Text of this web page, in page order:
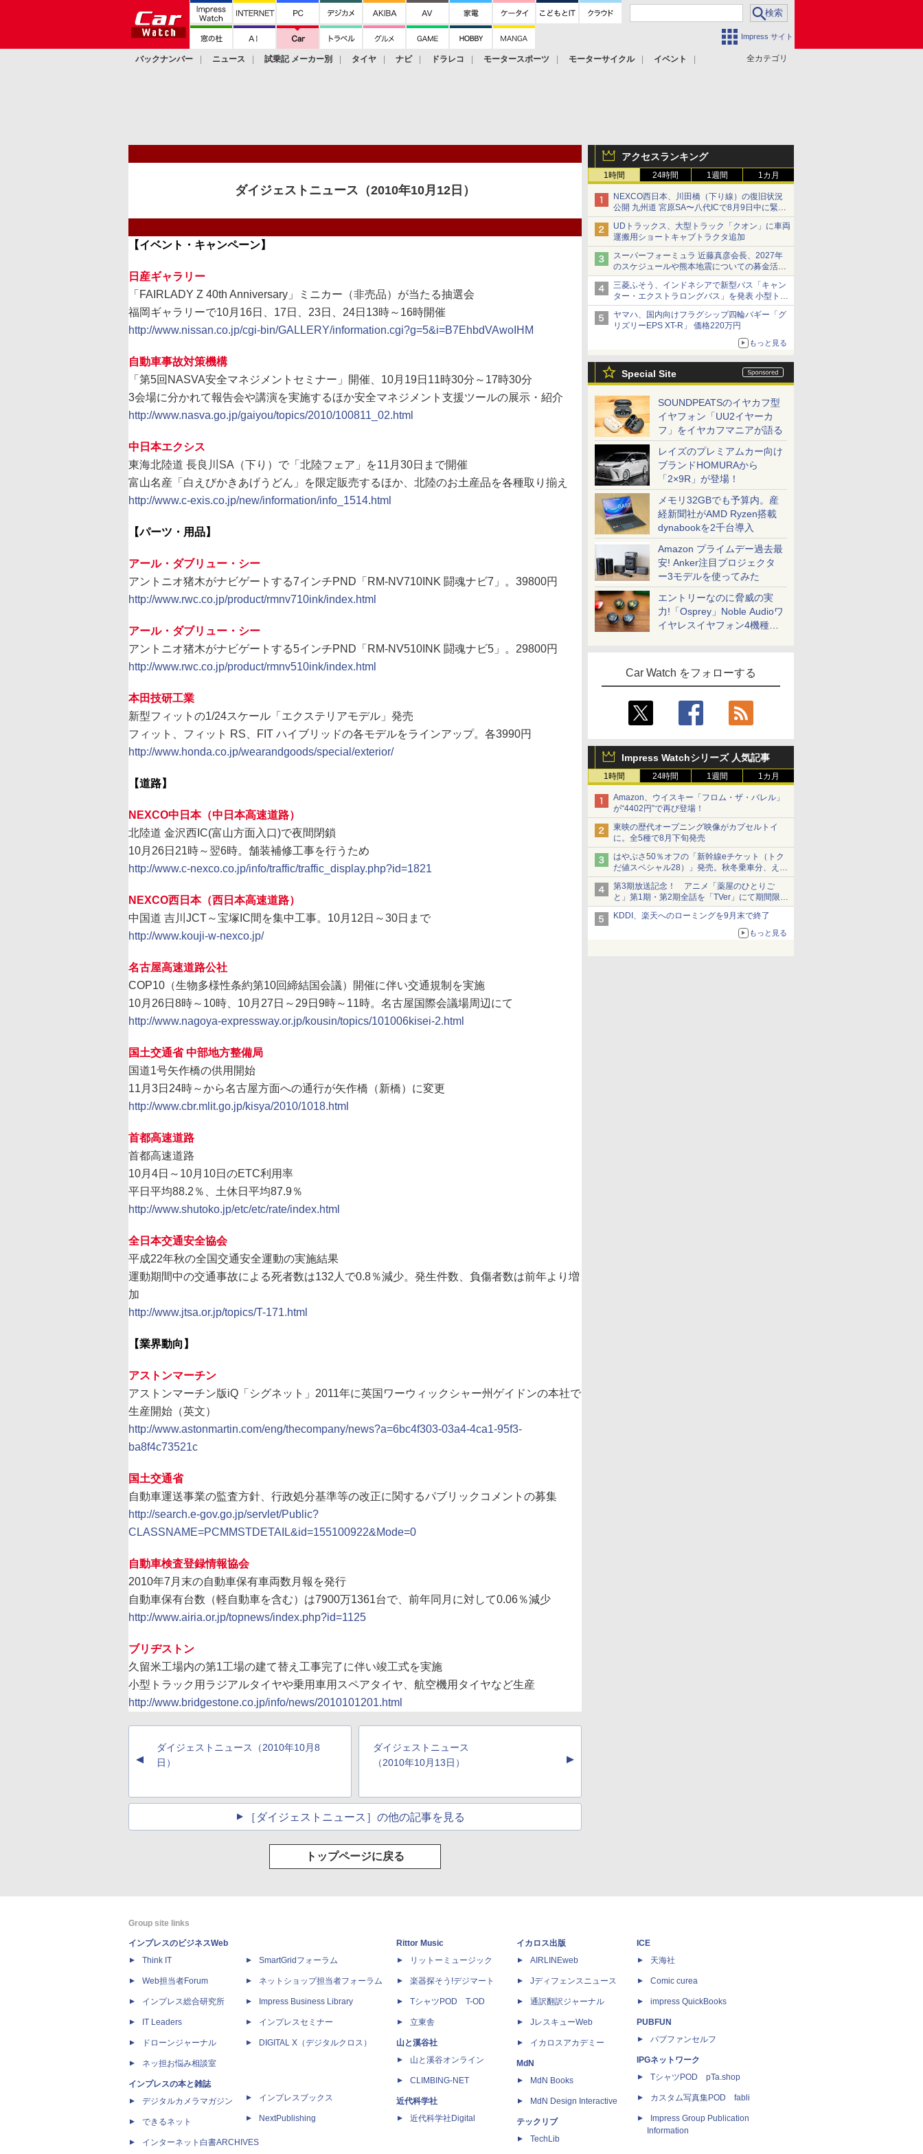
Impress サイト
全カテゴリ
バックナンバー ニュース 試乗記 メーカー別 タイヤ ナビ ドラレコ モータースポーツ モーターサイクル
イベント
アクセスランキング
1時間 24時間 1週間 1カ月
NEXCO西日本、川田橋（下り線）の復旧状況
公開 九州道 宮原SA〜八代ICで8月9日中に緊急
車両を通行可能に
UDトラックス、大型トラック「クオン」に車両
運搬用ショートキャブトラクタ追加
スーパーフォーミュラ 近藤真彦会長、2027年
のスケジュールや熊本地震についての募金活動
を紹介
三菱ふそう、インドネシアで新型バス「キャン
ター・エクストラロングバス」を発表 小型トラ
ックベースの観光・旅客輸送向けバス
ヤマハ、国内向けフラグシップ四輪バギー「グ
リズリーEPS XT-R」 価格220万円
もっと見る
Special Site
SOUNDPEATSのイヤカフ型
イヤフォン「UU2イヤーカ
フ」をイヤカフマニアが語る
レイズのプレミアムカー向け
ブランドHOMURAから
「2×9R」が登場！
メモリ32GBでも予算内。産
経新聞社がAMD Ryzen搭載
dynabookを2千台導入
Amazon プライムデー過去最
安! Anker注目プロジェクタ
ー3モデルを使ってみた
エントリーなのに脅威の実
力!「Osprey」Noble Audioワ
イヤレスイヤフォン4機種を
Car Watch をフォローする
Impress Watchシリーズ 人気記事
1時間 24時間 1週間 1カ月
Amazon、ウイスキー「フロム・ザ・バレル」
が“4402円”で再び登場！
東映の歴代オープニング映像がカプセルトイ
に。全5種で8月下旬発売
はやぶさ50％オフの「新幹線eチケット（トク
だ値スペシャル28）」発売。秋冬乗車分、えき
ねっと限定
第3期放送記念！ アニメ「薬屋のひとりご
と」第1期・第2期全話を「TVer」にて期間限定
で順次無料配信開始
KDDI、楽天へのローミングを9月末で終了
もっと見る
ダイジェストニュース（2010年10月12日）
【イベント・キャンペーン】
日産ギャラリー
「FAIRLADY Z 40th Anniversary」ミニカー（非売品）が当たる抽選会
福岡ギャラリーで10月16日、17日、23日、24日13時～16時開催
http://www.nissan.co.jp/cgi-bin/GALLERY/information.cgi?g=5&i=B7EhbdVAwoIHM
自動車事故対策機構
「第5回NASVA安全マネジメントセミナー」開催、10月19日11時30分～17時30分
3会場に分かれて報告会や講演を実施するほか安全マネジメント支援ツールの展示・紹介
http://www.nasva.go.jp/gaiyou/topics/2010/100811_02.html
中日本エクシス
東海北陸道 長良川SA（下り）で「北陸フェア」を11月30日まで開催
富山名産「白えびかきあげうどん」を限定販売するほか、北陸のお土産品を各種取り揃え
http://www.c-exis.co.jp/new/information/info_1514.html
【パーツ・用品】
アール・ダブリュー・シー
アントニオ猪木がナビゲートする7インチPND「RM-NV710INK 闘魂ナビ7」。39800円
http://www.rwc.co.jp/product/rmnv710ink/index.html
アール・ダブリュー・シー
アントニオ猪木がナビゲートする5インチPND「RM-NV510INK 闘魂ナビ5」。29800円
http://www.rwc.co.jp/product/rmnv510ink/index.html
本田技研工業
新型フィットの1/24スケール「エクステリアモデル」発売
フィット、フィット RS、FIT ハイブリッドの各モデルをラインアップ。各3990円
http://www.honda.co.jp/wearandgoods/special/exterior/
【道路】
NEXCO中日本（中日本高速道路）
北陸道 金沢西IC(富山方面入口)で夜間閉鎖
10月26日21時～翌6時。舗装補修工事を行うため
http://www.c-nexco.co.jp/info/traffic/traffic_display.php?id=1821
NEXCO西日本（西日本高速道路）
中国道 吉川JCT～宝塚IC間を集中工事。10月12日～30日まで
http://www.kouji-w-nexco.jp/
名古屋高速道路公社
COP10（生物多様性条約第10回締結国会議）開催に伴い交通規制を実施
10月26日8時～10時、10月27日～29日9時～11時。名古屋国際会議場周辺にて
http://www.nagoya-expressway.or.jp/kousin/topics/101006kisei-2.html
国土交通省 中部地方整備局
国道1号矢作橋の供用開始
11月3日24時～から名古屋方面への通行が矢作橋（新橋）に変更
http://www.cbr.mlit.go.jp/kisya/2010/1018.html
首都高速道路
首都高速道路
10月4日～10月10日のETC利用率
平日平均88.2％、土休日平均87.9％
http://www.shutoko.jp/etc/etc/rate/index.html
全日本交通安全協会
平成22年秋の全国交通安全運動の実施結果
運動期間中の交通事故による死者数は132人で0.8％減少。発生件数、負傷者数は前年より増
加
http://www.jtsa.or.jp/topics/T-171.html
【業界動向】
アストンマーチン
アストンマーチン版iQ「シグネット」2011年に英国ワーウィックシャー州ゲイドンの本社で
生産開始（英文）
http://www.astonmartin.com/eng/thecompany/news?a=6bc4f303-03a4-4ca1-95f3-
ba8f4c73521c
国土交通省
自動車運送事業の監査方針、行政処分基準等の改正に関するパブリックコメントの募集
http://search.e-gov.go.jp/servlet/Public?
CLASSNAME=PCMMSTDETAIL&id=155100922&Mode=0
自動車検査登録情報協会
2010年7月末の自動車保有車両数月報を発行
自動車保有台数（軽自動車を含む）は7900万1361台で、前年同月に対して0.06％減少
http://www.airia.or.jp/topnews/index.php?id=1125
ブリヂストン
久留米工場内の第1工場の建て替え工事完了に伴い竣工式を実施
小型トラック用ラジアルタイヤや乗用車用スペアタイヤ、航空機用タイヤなど生産
http://www.bridgestone.co.jp/info/news/2010101201.html
▲
ダイジェストニュース（2010年10月8
日）
ダイジェストニュース
（2010年10月13日）
▲
［ダイジェストニュース］の他の記事を見る
トップページに戻る
Group site links
インプレスのビジネスWeb
Think IT
Web担当者Forum
インプレス総合研究所
IT Leaders
ドローンジャーナル
ネッ担お悩み相談室
インプレスの本と雑誌
デジタルカメラマガジン
できるネット
インターネット白書ARCHIVES
SmartGridフォーラム
ネットショップ担当者フォーラム
Impress Business Library
インプレスセミナー
DIGITAL X（デジタルクロス）
インプレスブックス
NextPublishing
Rittor Music
リットーミュージック
楽器探そう!デジマート
TシャツPOD T-OD
立東舎
山と溪谷社
山と溪谷オンライン
CLIMBING-NET
近代科学社
近代科学社Digital
イカロス出版
AIRLINEweb
Jディフェンスニュース
通訳翻訳ジャーナル
JレスキューWeb
イカロスアカデミー
MdN
MdN Books
MdN Design Interactive
テックリブ
TechLib
ICE
天海社
Comic curea
impress QuickBooks
PUBFUN
パブファンセルフ
IPGネットワーク
TシャツPOD pTa.shop
カスタム写真集POD fabli
Impress Group Publication
Information